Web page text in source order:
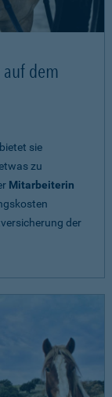
dem
sie
zu
Mitarbeiterin
der